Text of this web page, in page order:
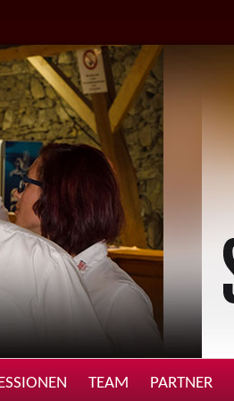
TEAM PARTNER